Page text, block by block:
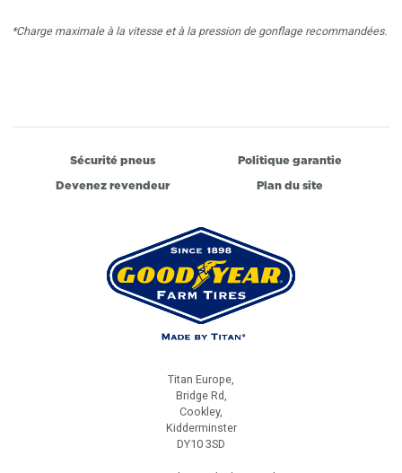
*Charge maximale à la vitesse et à la pression de gonflage recommandées.
Sécurité pneus
Politique garantie
Devenez revendeur
Plan du site
Titan Europe,
Bridge Rd,
Cookley,
Kidderminster
DY10 3SD